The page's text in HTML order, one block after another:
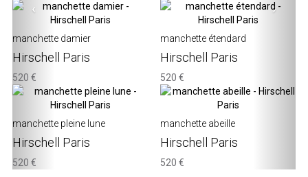
‹ ›
manchette damier
Hirschell Paris
520 €
manchette étendard
Hirschell Paris
520 €
manchette pleine lune
Hirschell Paris
520 €
manchette abeille
Hirschell Paris
520 €